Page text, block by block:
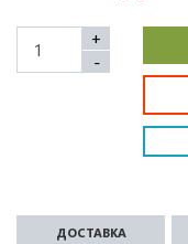
+
-
ДОСТАВКА